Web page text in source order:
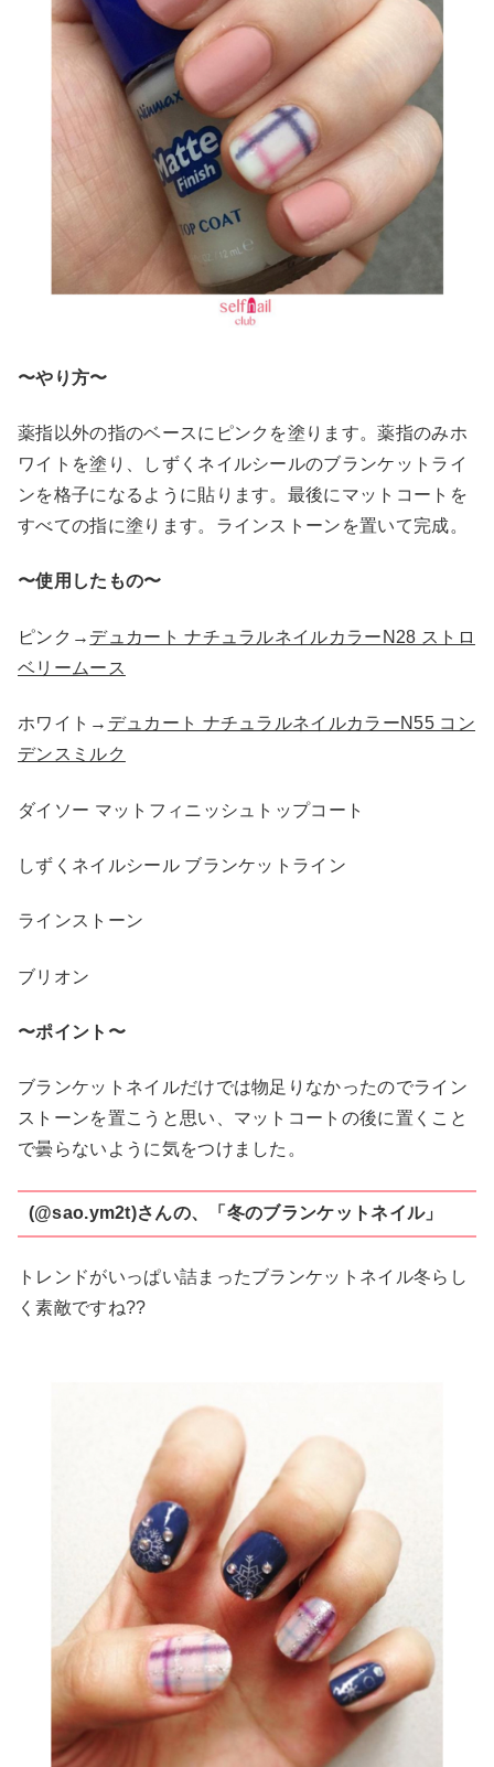
〜やり方〜
薬指以外の指のベースにピンクを塗ります。薬指のみホ
ワイトを塗り、しずくネイルシールのブランケットライ
ンを格子になるように貼ります。最後にマットコートを
すべての指に塗ります。ラインストーンを置いて完成。
〜使用したもの〜
ピンク→ デュカート ナチュラルネイルカラーN28 ストロ
ベリームース
ホワイト→ デュカート ナチュラルネイルカラーN55 コン
デンスミルク
ダイソー マットフィニッシュトップコート
しずくネイルシール ブランケットライン
ラインストーン
ブリオン
〜ポイント〜
ブランケットネイルだけでは物足りなかったのでライン
ストーンを置こうと思い、マットコートの後に置くこと
で曇らないように気をつけました。
(@sao.ym2t)さんの、「冬のブランケットネイル」
トレンドがいっぱい詰まったブランケットネイル冬らし
く素敵ですね??